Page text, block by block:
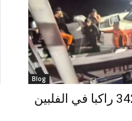
Blog
غرق سفينة تقل 342 راكبا في الفلبين